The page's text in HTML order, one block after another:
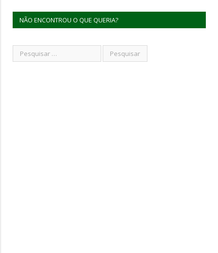
NÃO ENCONTROU O QUE QUERIA?